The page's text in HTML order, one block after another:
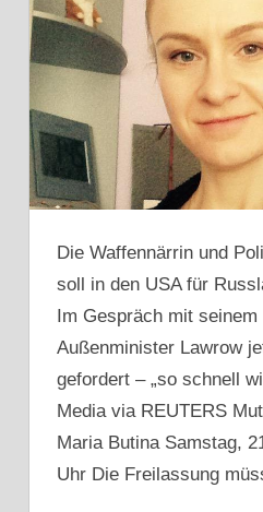
Die Waffennärrin und
soll in den USA für
Im Gespräch mit seinem
Außenminister Lawrow
gefordert – „so schnell
Media via REUTERS
Maria Butina Samstag,
Uhr Die Freilassung